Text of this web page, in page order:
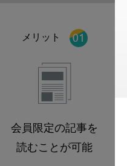
メリット
会員限定の記事を
読むことが可能